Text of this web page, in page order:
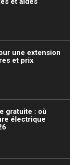
une extension
et prix
gratuite : où
électrique